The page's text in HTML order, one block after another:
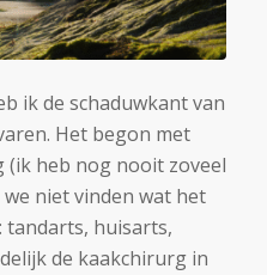
ik de schaduwkant van
Het begon met
heb nog nooit zoveel
niet vinden wat het
tandarts, huisarts,
de kaakchirurg in